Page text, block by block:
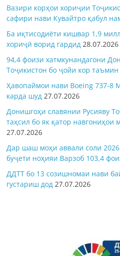
Вазири корҳои хориҷии
сафири нави Кувайтро қабул
Ба иқтисодиёти кишвар 1,9
хориҷӣ ворид гардид 28.07.2026
94,4 фоизи хатмкунандагони
Тоҷикистон бо ҷойи кор
Ҳавопаймои нави Boeing 737-8
карда шуд 27.07.2026
Донишгоҳи славянии Русияву
таҳсил бо як қатор навгониҳои
27.07.2026
Дар шаш моҳи аввали соли
буҷети ноҳияи Варзоб 103,4
ДДТТ бо 13 созишномаи нави
густариш дод 27.07.2026